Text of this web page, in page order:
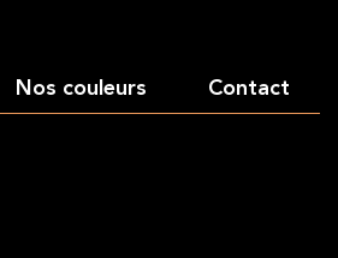
Nos couleurs Contact